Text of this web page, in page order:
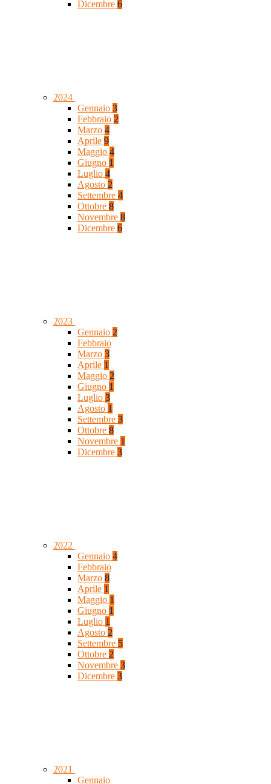
Dicembre 6
2024
Gennaio 3
Febbraio 2
Marzo 4
Aprile 9
Maggio 4
Giugno 1
Luglio 4
Agosto 2
Settembre 4
Ottobre 8
Novembre 8
Dicembre 6
2023
Gennaio 2
Febbraio
Marzo 3
Aprile 1
Maggio 2
Giugno 1
Luglio 3
Agosto 1
Settembre 3
Ottobre 8
Novembre 1
Dicembre 3
2022
Gennaio 4
Febbraio
Marzo 8
Aprile 1
Maggio 1
Giugno 1
Luglio 1
Agosto 2
Settembre 5
Ottobre 2
Novembre 3
Dicembre 3
2021
Gennaio